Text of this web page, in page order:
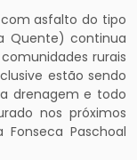
asfalto do tipo
Quente) continua
rurais
estão sendo
drenagem e todo
nos próximos
Paschoal